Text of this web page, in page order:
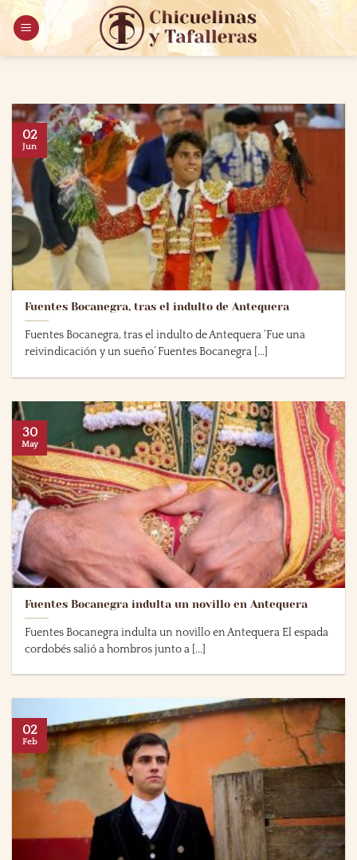
Saltar
contenido
Fuentes Bocanegra, tras el indulto de Antequera
Fuentes Bocanegra, tras el indulto de Antequera ‘Fue una
reivindicación y un sueño’ Fuentes Bocanegra [...]
02
Jun
Fuentes Bocanegra indulta un novillo en Antequera
Fuentes Bocanegra indulta un novillo en Antequera El espada
cordobés salió a hombros junto a [...]
30
May
02
Feb